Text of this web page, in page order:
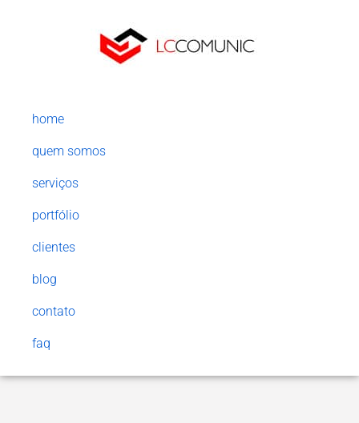
home
quem somos
serviços
portfólio
clientes
blog
contato
faq